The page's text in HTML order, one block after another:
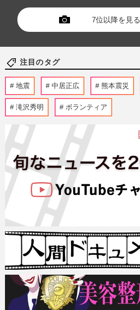
7位以降を見る
注目のタグ
地震 中居正広 熊本震災
滝沢秀明 ボランティア